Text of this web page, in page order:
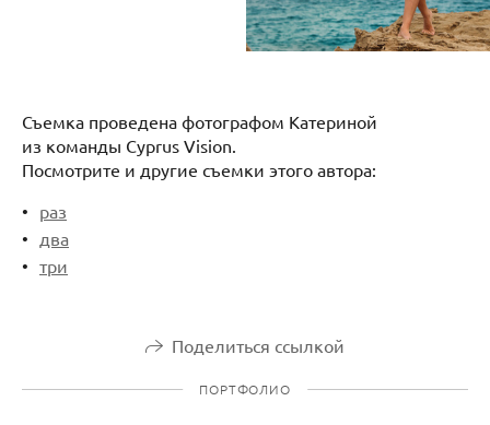
Съемка проведена фотографом Катериной
из команды Cyprus Vision.
Посмотрите и другие съемки этого автора:
раз
два
три
Поделиться ссылкой
ПОРТФОЛИО